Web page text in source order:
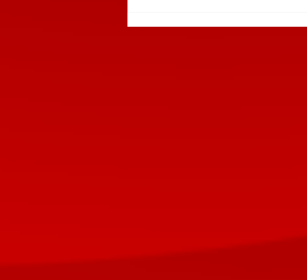
Huauchinango por tirar